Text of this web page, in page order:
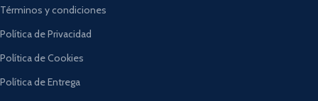
Términos y condiciones
Política de Privacidad
Política de Cookies
Política de Entrega